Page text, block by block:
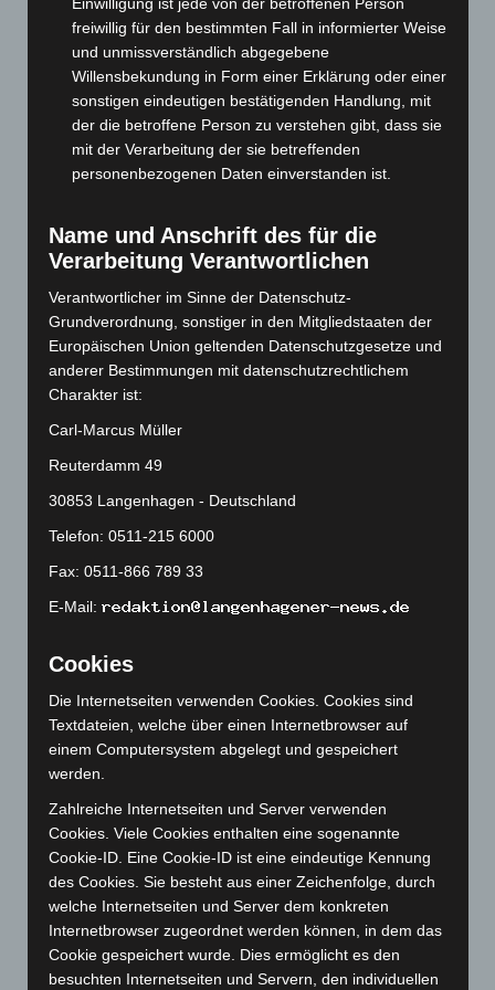
März 2025(111)
Februar 2025(96)
Januar 2025(88)
Dezember 2024(89)
November 2024(94)
September 2024 (112)
August 2024(107)
Juli 2024(89)
Juni 2024(107)
Mai 2024(149)
April 2024(102)
März 2024(103)
Februar 2024(103)
Januar 2024(111)
Dezember 2023(130)
November 2023 (130)
Oktober 2023(114)
August 2023(134)
Juli 2023(118)
Juni 2023(142)
Mai 2023
(139)
April 2023
(155)
März 2023 (174)
Februar 2023(154)
Januar 2023
(140)
Dezember 2022(130)
November 2022(167)
freiwillig für den bestimmten Fall in informierter Weise
und unmissverständlich abgegebene
Willensbekundung in Form einer Erklärung oder einer
sonstigen eindeutigen bestätigenden Handlung, mit
der die betroffene Person zu verstehen gibt, dass sie
mit der Verarbeitung der sie betreffenden
personenbezogenen Daten einverstanden ist.
Name und Anschrift des für die
Verarbeitung Verantwortlichen
Verantwortlicher im Sinne der Datenschutz-
Grundverordnung, sonstiger in den Mitgliedstaaten der
Europäischen Union geltenden Datenschutzgesetze und
anderer Bestimmungen mit datenschutzrechtlichem
Charakter ist:
Carl-Marcus Müller
Reuterdamm 49
30853 Langenhagen - Deutschland
Telefon: 0511-215 6000
Fax: 0511-866 789 33
E-Mail:
Cookies
Die Internetseiten verwenden Cookies. Cookies sind
Textdateien, welche über einen Internetbrowser auf
einem Computersystem abgelegt und gespeichert
werden.
Zahlreiche Internetseiten und Server verwenden
Cookies. Viele Cookies enthalten eine sogenannte
Cookie-ID. Eine Cookie-ID ist eine eindeutige Kennung
des Cookies. Sie besteht aus einer Zeichenfolge, durch
welche Internetseiten und Server dem konkreten
Internetbrowser zugeordnet werden können, in dem das
Cookie gespeichert wurde. Dies ermöglicht es den
besuchten Internetseiten und Servern, den individuellen